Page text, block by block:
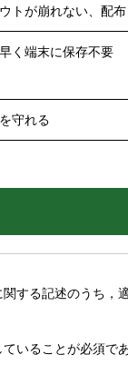
トが崩れない、配
く端末に保存不要
守れる
する記述のうち，
いることが必須